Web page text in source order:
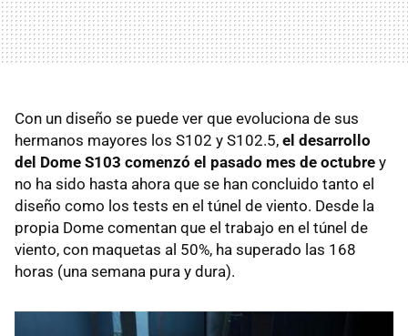
Con un diseño se puede ver que evoluciona de sus
hermanos mayores los S102 y S102.5, el desarrollo
del Dome S103 comenzó el pasado mes de octubre y
no ha sido hasta ahora que se han concluido tanto el
diseño como los tests en el túnel de viento. Desde la
propia Dome comentan que el trabajo en el túnel de
viento, con maquetas al 50%, ha superado las 168
horas (una semana pura y dura).